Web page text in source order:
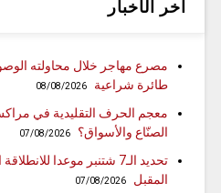
آخر الأخبار
مصرع مهاجر خلال محاولته
طائرة شراعية
08/08/2026
الصنّاع والأسواق؟
07/08/2026
تحديد الـ7 شتنبر موعدا
المقبل
07/08/2026